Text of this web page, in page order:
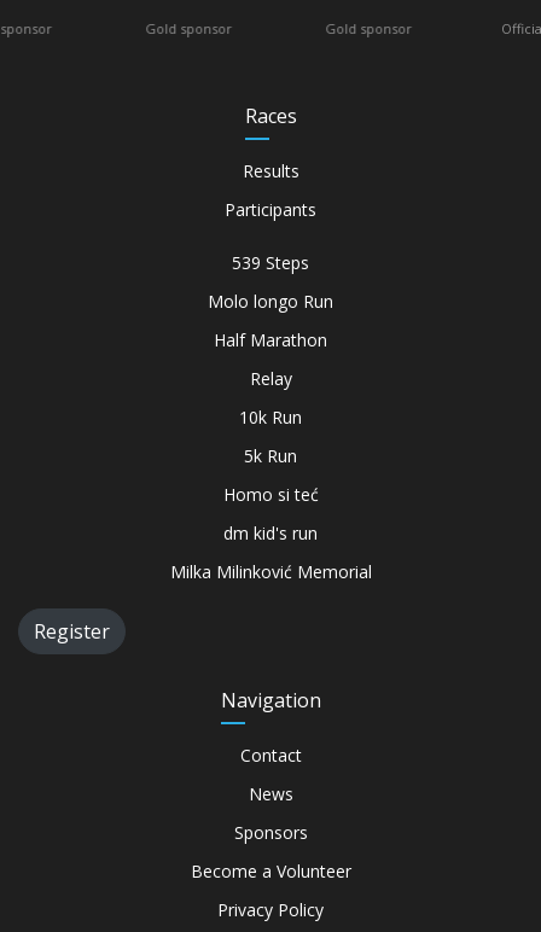
Gold sponsor Gold sponsor Official vehicle
Races
Results
Participants
539 Steps
Molo longo Run
Half Marathon
Relay
10k Run
5k Run
Homo si teć
dm kid's run
Milka Milinković Memorial
Register
Navigation
Contact
News
Sponsors
Become a Volunteer
Privacy Policy